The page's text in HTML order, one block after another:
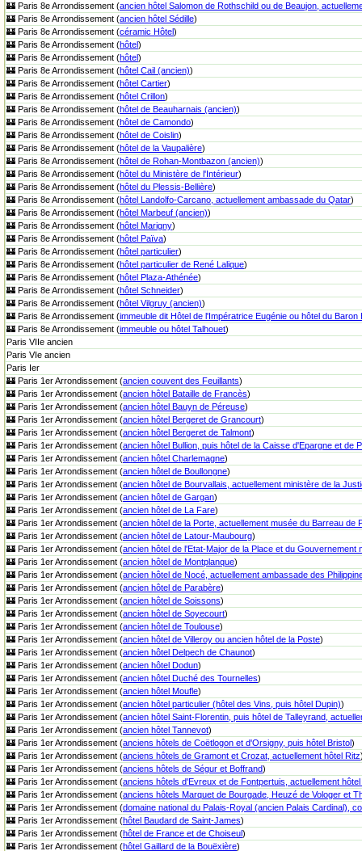
🏰 Paris 8e Arrondissement (ancien hôtel Salomon de Rothschild ou de Beaujon,
🏰 Paris 8e Arrondissement (ancien hôtel Sédille)
🏰 Paris 8e Arrondissement (céramic Hôtel)
🏰 Paris 8e Arrondissement (hôtel)
🏰 Paris 8e Arrondissement (hôtel)
🏰 Paris 8e Arrondissement (hôtel Cail (ancien))
🏰 Paris 8e Arrondissement (hôtel Cartier)
🏰 Paris 8e Arrondissement (hôtel Crillon)
🏰 Paris 8e Arrondissement (hôtel de Beauharnais (ancien))
🏰 Paris 8e Arrondissement (hôtel de Camondo)
🏰 Paris 8e Arrondissement (hôtel de Coislin)
🏰 Paris 8e Arrondissement (hôtel de la Vaupalière)
🏰 Paris 8e Arrondissement (hôtel de Rohan-Montbazon (ancien))
🏰 Paris 8e Arrondissement (hôtel du Ministère de l'Intérieur)
🏰 Paris 8e Arrondissement (hôtel du Plessis-Bellière)
🏰 Paris 8e Arrondissement (hôtel Landolfo-Carcano, actuellement ambassade du Qatar)
🏰 Paris 8e Arrondissement (hôtel Marbeuf (ancien))
🏰 Paris 8e Arrondissement (hôtel Marigny)
🏰 Paris 8e Arrondissement (hôtel Païva)
🏰 Paris 8e Arrondissement (hôtel particulier)
🏰 Paris 8e Arrondissement (hôtel particulier de René Lalique)
🏰 Paris 8e Arrondissement (hôtel Plaza-Athénée)
🏰 Paris 8e Arrondissement (hôtel Schneider)
🏰 Paris 8e Arrondissement (hôtel Vilgruy (ancien))
🏰 Paris 8e Arrondissement (immeuble dit Hôtel de l'Impératrice Eugénie ou hôtel du Baron
🏰 Paris 8e Arrondissement (immeuble ou hôtel Talhouet)
Paris VIIe ancien
Paris VIe ancien
Paris Ier
🏰 Paris 1er Arrondissement (ancien couvent des Feuillants)
🏰 Paris 1er Arrondissement (ancien hôtel Bataille de Francès)
🏰 Paris 1er Arrondissement (ancien hôtel Bauyn de Péreuse)
🏰 Paris 1er Arrondissement (ancien hôtel Bergeret de Grancourt)
🏰 Paris 1er Arrondissement (ancien hôtel Bergeret de Talmont)
🏰 Paris 1er Arrondissement (ancien hôtel Bullion, puis hôtel de la Caisse d'Epargne et de
🏰 Paris 1er Arrondissement (ancien hôtel Charlemagne)
🏰 Paris 1er Arrondissement (ancien hôtel de Boullongne)
🏰 Paris 1er Arrondissement (ancien hôtel de Bourvallais, actuellement ministère de la
🏰 Paris 1er Arrondissement (ancien hôtel de Gargan)
🏰 Paris 1er Arrondissement (ancien hôtel de La Fare)
🏰 Paris 1er Arrondissement (ancien hôtel de la Porte, actuellement musée du Barreau de
🏰 Paris 1er Arrondissement (ancien hôtel de Latour-Maubourg)
🏰 Paris 1er Arrondissement (ancien hôtel de l'Etat-Major de la Place et du Gouvernement
🏰 Paris 1er Arrondissement (ancien hôtel de Montplanque)
🏰 Paris 1er Arrondissement (ancien hôtel de Nocé, actuellement ambassade des
🏰 Paris 1er Arrondissement (ancien hôtel de Parabère)
🏰 Paris 1er Arrondissement (ancien hôtel de Soissons)
🏰 Paris 1er Arrondissement (ancien hôtel de Soyecourt)
🏰 Paris 1er Arrondissement (ancien hôtel de Toulouse)
🏰 Paris 1er Arrondissement (ancien hôtel de Villeroy ou ancien hôtel de la Poste)
🏰 Paris 1er Arrondissement (ancien hôtel Delpech de Chaunot)
🏰 Paris 1er Arrondissement (ancien hôtel Dodun)
🏰 Paris 1er Arrondissement (ancien hôtel Duché des Tournelles)
🏰 Paris 1er Arrondissement (ancien hôtel Moufle)
🏰 Paris 1er Arrondissement (ancien hôtel particulier (hôtel des Vins, puis hôtel Dupin))
🏰 Paris 1er Arrondissement (ancien hôtel Saint-Florentin, puis hôtel de Talleyrand,
🏰 Paris 1er Arrondissement (ancien hôtel Tannevot)
🏰 Paris 1er Arrondissement (anciens hôtels de Coëtlogon et d'Orsigny, puis hôtel Bristol)
🏰 Paris 1er Arrondissement (anciens hôtels de Gramont et Crozat, actuellement hôtel Ritz
🏰 Paris 1er Arrondissement (anciens hôtels de Ségur et Boffrand)
🏰 Paris 1er Arrondissement (anciens hôtels d'Evreux et de Fontpertuis, actuellement
🏰 Paris 1er Arrondissement (anciens hôtels Marquet de Bourgade, Heuzé de Vologer et
🏰 Paris 1er Arrondissement (domaine national du Palais-Royal (ancien Palais Cardinal),
🏰 Paris 1er Arrondissement (hôtel Baudard de Saint-James)
🏰 Paris 1er Arrondissement (hôtel de France et de Choiseul)
🏰 Paris 1er Arrondissement (hôtel Gaillard de la Bouëxière)